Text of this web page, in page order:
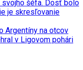
svojho šéfa. Dosť bolo
je skresľovanie
Argentíny na otcov
v Ligovom pohári